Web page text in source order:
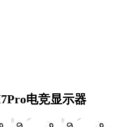
电竞显示器